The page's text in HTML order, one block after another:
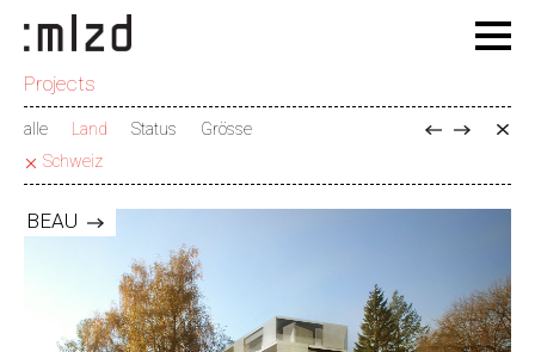
Projects
alle Land Status
Grösse
Schweiz
BEAU